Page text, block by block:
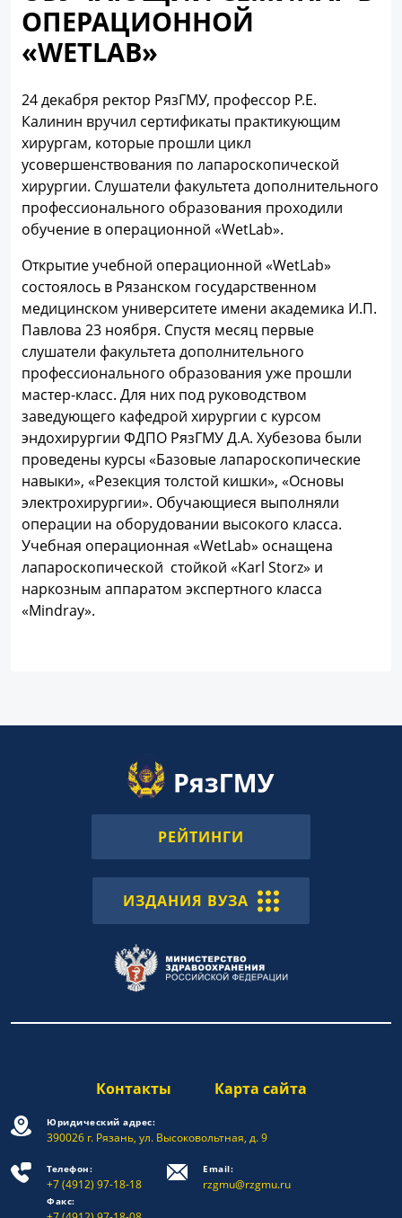
ОПЕРАЦИОННОЙ
«WETLAB»
24 декабря ректор РязГМУ, профессор Р.Е.
Калинин вручил сертификаты практикующим
хирургам, которые прошли цикл
усовершенствования по лапароскопической
хирургии. Слушатели факультета дополнительного
профессионального образования проходили
обучение в операционной «WetLab».
Открытие учебной операционной «WetLab»
состоялось в Рязанском государственном
медицинском университете имени академика И.П.
Павлова 23 ноября. Спустя месяц первые
слушатели факультета дополнительного
профессионального образования уже прошли
мастер-класс. Для них под руководством
заведующего кафедрой хирургии с курсом
эндохирургии ФДПО РязГМУ Д.А. Хубезова были
проведены курсы «Базовые лапароскопические
навыки», «Резекция толстой кишки», «Основы
электрохирургии». Обучающиеся выполняли
операции на оборудовании высокого класса.
Учебная операционная «WetLab» оснащена
лапароскопической стойкой «Karl Storz» и
наркозным аппаратом экспертного класса
«Mindray».
РЕЙТИНГИ
ИЗДАНИЯ ВУЗА
Контакты Карта сайта
Юридический адрес:
390026 г. Рязань, ул. Высоковольтная, д. 9
Телефон:
+7 (4912) 97-18-18
Факс:
Email:
rzgmu@rzgmu.ru